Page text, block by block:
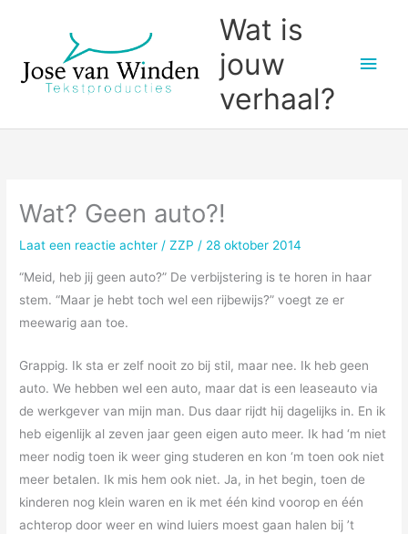
inhoud
Wat is
jouw
verhaal?
Wat? Geen auto?!
Laat een reactie achter /ZZP / 28 oktober 2014
“Meid, heb jij geen auto?” De verbijstering is te horen in haar
stem. “Maar je hebt toch wel een rijbewijs?” voegt ze er
meewarig aan toe.
Grappig. Ik sta er zelf nooit zo bij stil, maar nee. Ik heb geen
auto. We hebben wel een auto, maar dat is een leaseauto via
de werkgever van mijn man. Dus daar rijdt hij dagelijks in. En ik
heb eigenlijk al zeven jaar geen eigen auto meer. Ik had ‘m niet
meer nodig toen ik weer ging studeren en kon ‘m toen ook niet
meer betalen. Ik mis hem ook niet. Ja, in het begin, toen de
kinderen nog klein waren en ik met één kind voorop en één
achterop door weer en wind luiers moest gaan halen bij ’t